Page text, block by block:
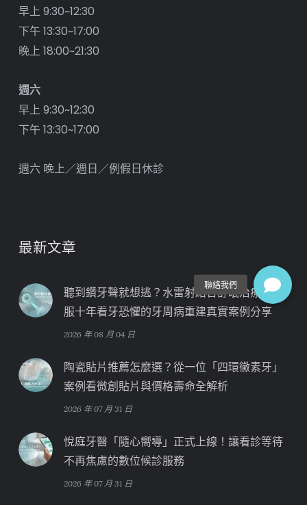
早上 9:30~12:30
下午 13:30~17:00
晚上 18:00~21:30
週六
早上 9:30~12:30
下午 13:30~17:00
週六 晚上／週日／例假日休診
最新文章
聽到鑽牙聲就想逃？水雷射結合舒眠治療，克
服十年看牙恐懼的牙周病重建真實案例分享
2026 年 08 月 04 日
陶瓷貼片推薦怎麼選？從一位「四環黴素牙」
案例看微創貼片與價格壽命全解析
2026 年 07 月 31 日
悅庭牙醫「隨心嚮導」正式上線！讓看診等待
不再焦慮的數位候診服務
2026 年 07 月 31 日